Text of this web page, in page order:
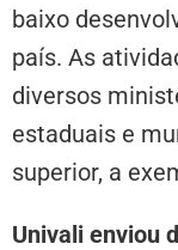
baixo
país. As
diversos
estaduais e
superior, a
Univali enviou